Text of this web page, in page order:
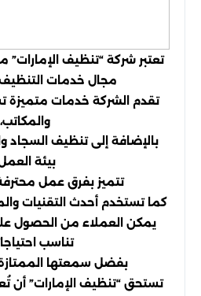
تعتبر شركة “تنظيف الإمارات”
مجال خدمات
تقدم الشركة خدمات متميزة
والمكاتب،
بالإضافة إلى تنظيف
بيئة
تتميز بفرق عمل
كما تستخدم أحدث التقنيات
يمكن العملاء من
تناسب
بفضل سمعتها الممتازة
تستحق “تنظيف الإمارات” أن